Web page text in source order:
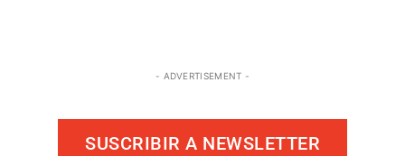
- ADVERTISEMENT -
SUSCRIBIR A NEWSLETTER